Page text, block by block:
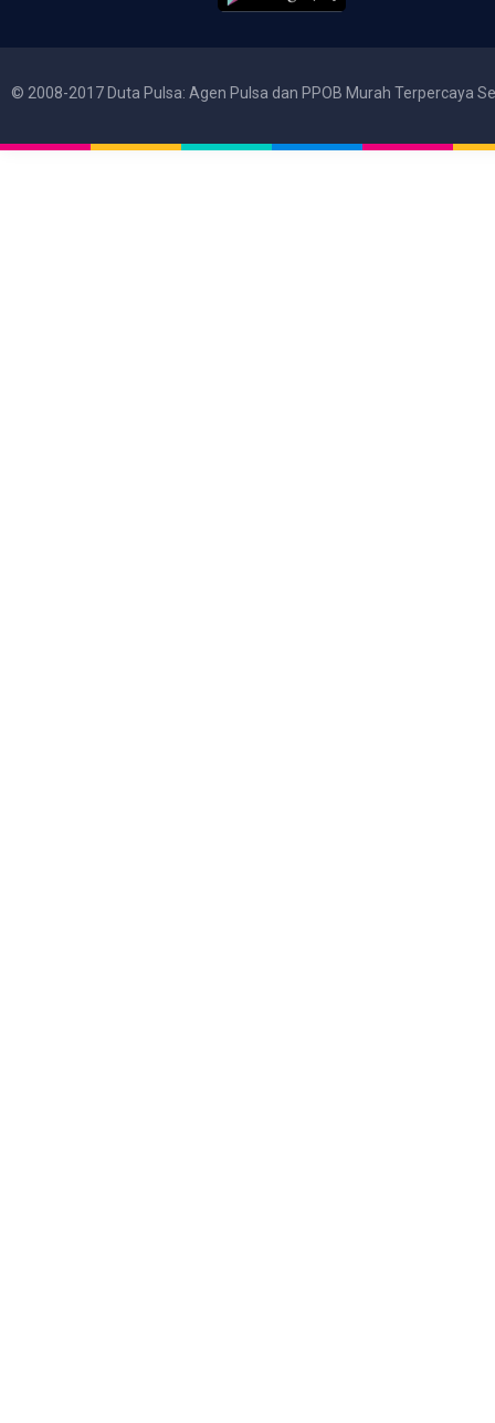
© 2008-2017 Duta Pulsa: Agen Pulsa dan PPOB Murah Terpercaya